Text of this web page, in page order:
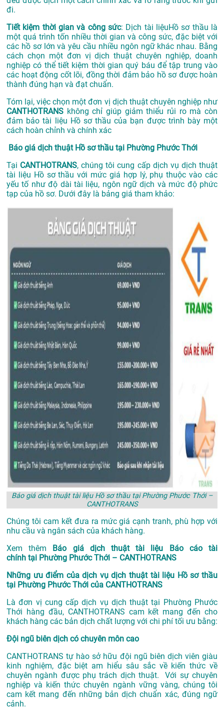
đi.
Tiết kiệm thời gian và công sức: Dịch tài liệuHồ sơ thầu là
một quá trình tốn nhiều thời gian và công sức, đặc biệt với
các hồ sơ lớn và yêu cầu nhiều ngôn ngữ khác nhau. Bằng
cách chọn một đơn vị dịch thuật chuyên nghiệp, doanh
nghiệp có thể tiết kiệm thời gian quý báu để tập trung vào
các hoạt động cốt lõi, đồng thời đảm bảo hồ sơ được hoàn
thành đúng hạn và đạt chuẩn.
Tóm lại, việc chọn một đơn vị dịch thuật chuyên nghiệp như
CANTHOTRANS không chỉ giúp giảm thiểu rủi ro mà còn
đảm bảo tài liệu Hồ sơ thầu của bạn được trình bày một
cách hoàn chỉnh và chính xác
Báo giá dịch thuật Hồ sơ thầu tại Phường Phước Thới
Tại CANTHOTRANS, chúng tôi cung cấp dịch vụ dịch thuật
tài liệu Hồ sơ thầu với mức giá hợp lý, phụ thuộc vào các
yếu tố như độ dài tài liệu, ngôn ngữ dịch và mức độ phức
tạp của hồ sơ. Dưới đây là bảng giá tham khảo:
Báo giá dịch thuật tài liệu Hồ sơ thầu tại Phường Phước Thới –
CANTHOTRANS
Chúng tôi cam kết đưa ra mức giá cạnh tranh, phù hợp với
nhu cầu và ngân sách của khách hàng.
Xem thêm
Báo giá dịch thuật tài liệu Báo cáo tài
chính tại Phường Phước Thới – CANTHOTRANS
Những ưu điểm của dịch vụ dịch thuật tài liệu Hồ sơ thầu
tại Phường Phước Thới của CANTHOTRANS
Là đơn vị cung cấp dịch vụ dịch thuật tại Phường Phước
Thới hàng đầu, CANTHOTRANS cam kết mang đến cho
khách hàng các bản dịch chất lượng với chi phí tối ưu bằng:
Đội ngũ biên dịch có chuyên môn cao
CANTHOTRANS tự hào sở hữu đội ngũ biên dịch viên giàu
kinh nghiệm, đặc biệt am hiểu sâu sắc về kiến thức về
chuyên ngành được phụ trách dịch thuật. Với sự chuyên
nghiệp và kiến thức chuyên ngành vững vàng, chúng tôi
cam kết mang đến những bản dịch chuẩn xác, đúng ngữ
cảnh.